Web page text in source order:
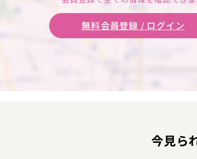
無料会員登録 / ログイン
今見ら